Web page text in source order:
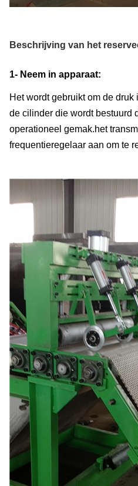
((set)
Beschrijving van het
1- Neem in apparaat:
Het wordt gebruikt om de
de cilinder die wordt bestuurd
operationeel gemak.het
frequentieregelaar aan om te